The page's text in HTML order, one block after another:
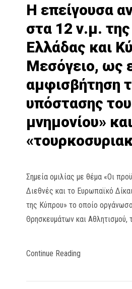
Η επείγουσα
στα 12 ν.μ. της
Ελλάδας και
Μεσόγειο, ως
αμφισβήτηση
υπόστασης
μνημονίου»
Σημεία ομιλίας με θέμα «Οι
Διεθνές και το Ευρωπαϊκό
της Κύπρου» το οποίο
Θρησκευμάτων και Αθλητισμού,
Continue Reading